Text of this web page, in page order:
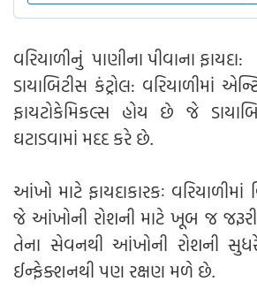
વરિયાળીનું પાણીના પીવાના ફાયદા:
ડાયાબિટીસ કંટ્રોલ: વરિયાળીમાં
ફાયટોકેમિકલ્સ હોય છે જે
ઘટાડવામાં મદદ કરે છે.
આંખો માટે ફાયદાકારકઃ
જે આંખોની રોશની માટે ખૂબ જ
તેના સેવનથી આંખોની રોશની
ઈન્ફેક્શનથી પણ રક્ષણ મળે છે.